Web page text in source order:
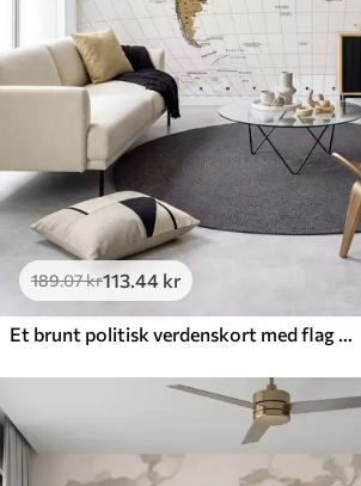
189.07kr113.44 kr
Et brunt politisk verdenskort med flag på engelsk